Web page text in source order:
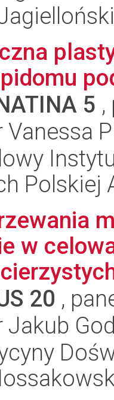
5
Polskiej
w
20 ,
Jakub